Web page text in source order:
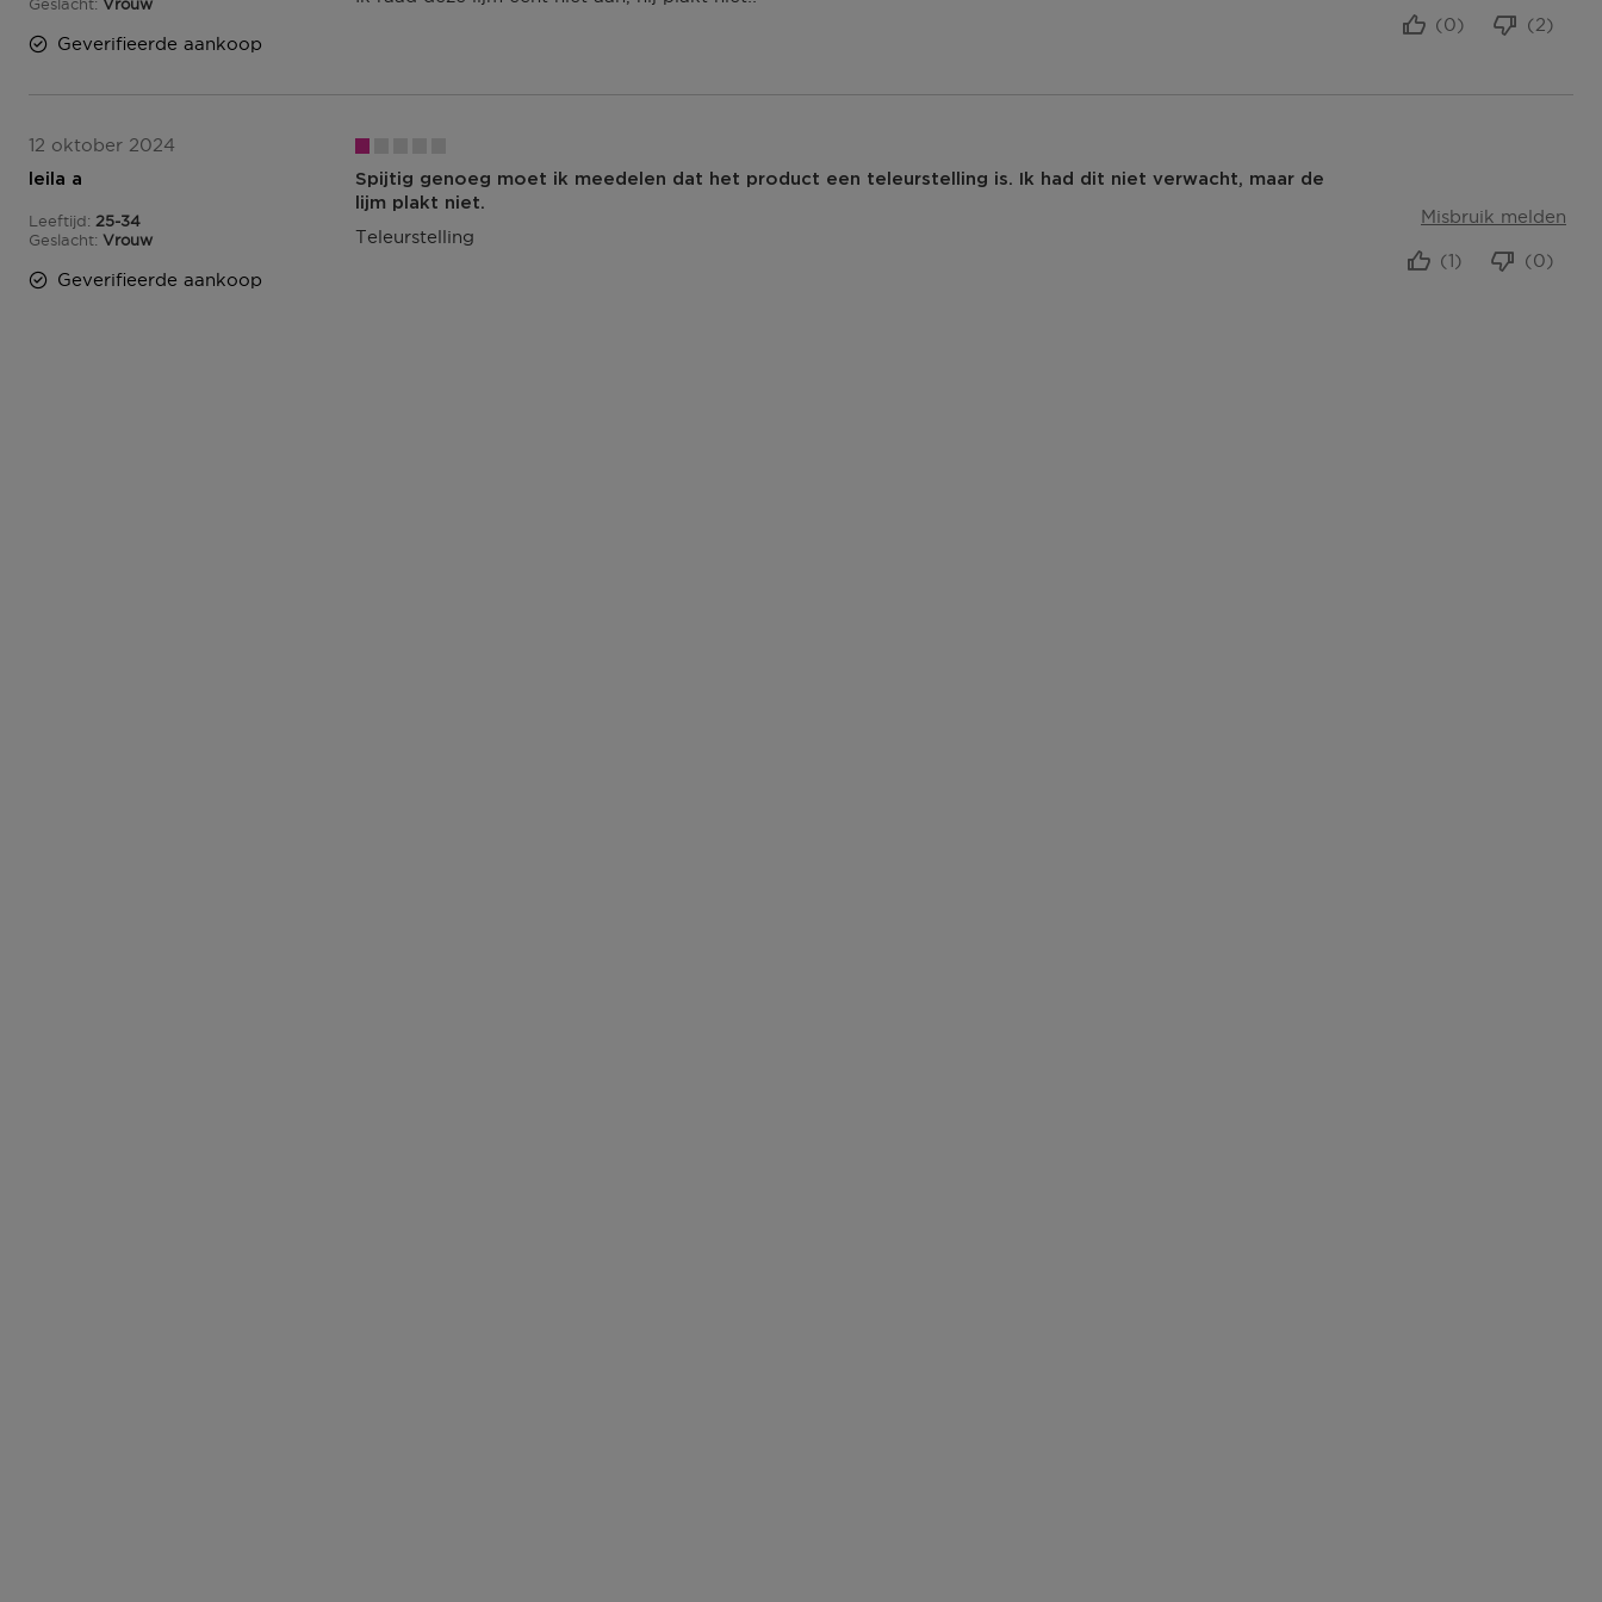
Geverifieerde aankoop
(2)
(0)
12 oktober 2024
Spijtig genoeg moet ik meedelen dat het product een teleurstelling is. Ik had dit niet verwacht, maar de
lijm plakt niet.
Teleurstelling
leila a
Leeftijd
25 tot 3425-34
Geslacht Vrouw
Geverifieerde aankoop
Misbruik melden
(0)
(1)